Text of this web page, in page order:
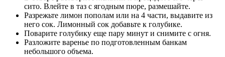
сито. Влейте в таз с ягодным пюре, размешайте.
Разрежьте лимон пополам или на 4 части, выдавите из
него сок. Лимонный сок добавьте к голубике.
Поварите голубику еще пару минут и снимите с огня.
Разложите варенье по подготовленным банкам
небольшого объема.